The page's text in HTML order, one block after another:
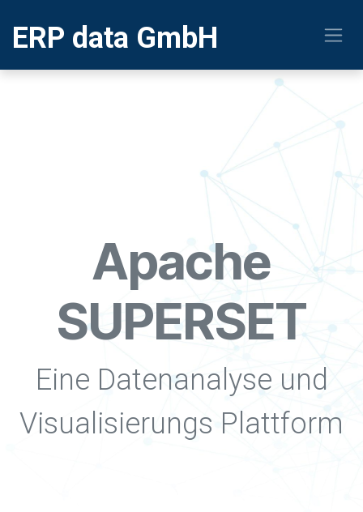
ERP data GmbH
Apache
SUPERSET
Eine Datenanalyse und
Visualisierungs Plattform